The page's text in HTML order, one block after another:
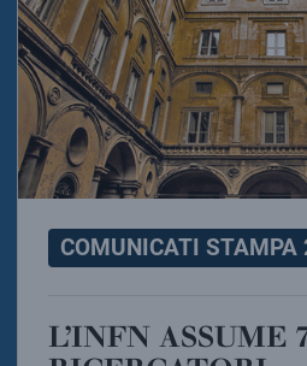
COMUNICATI STAMPA
L’INFN ASSUME 73 NUOVI